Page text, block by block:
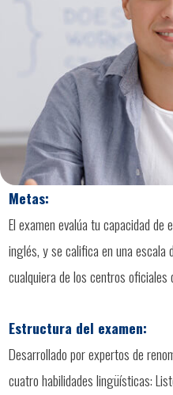
Metas:
El examen evalúa tu capacidad de
inglés, y se califica en una escala
cualquiera de los centros
Estructura del examen:
Desarrollado por expertos de
cuatro habilidades lingüísticas: